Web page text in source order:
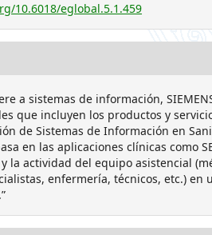
10.6018/eglobal.5.1.459
a sistemas de información,
que incluyen los productos y
de Sistemas de Información en
en las aplicaciones clínicas como
la actividad del equipo asistencial
enfermería, técnicos, etc.) en